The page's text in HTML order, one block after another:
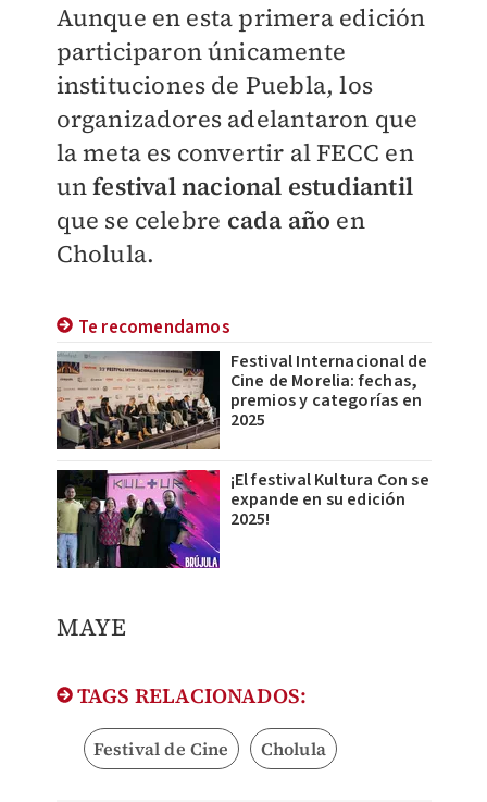
Aunque en esta primera edición
participaron únicamente
instituciones de Puebla, los
organizadores adelantaron que
la meta es convertir al FECC en
unfestival nacional estudiantil
que se celebre cada año en
Cholula.
Te recomendamos
Festival Internacional de
Cine de Morelia: fechas,
premios y categorías en
2025
¡El festival Kultura Con se
expande en su edición
2025!
MAYE
TAGS RELACIONADOS:
Festival de Cine Cholula